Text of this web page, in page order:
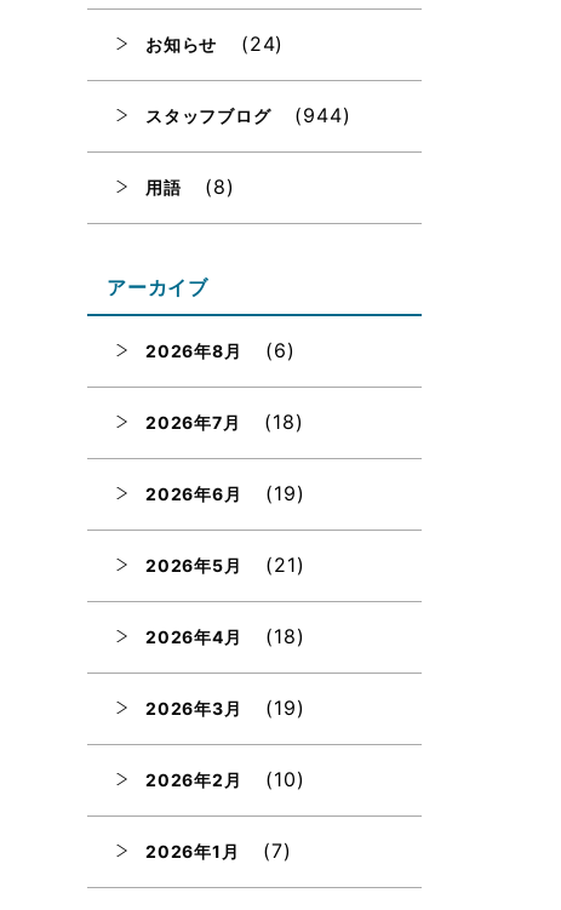
お知らせ (24)
スタッフブログ (944)
用語 (8)
アーカイブ
2026年8月 (6)
2026年7月 (18)
2026年6月 (19)
2026年5月 (21)
2026年4月 (18)
2026年3月 (19)
2026年2月 (10)
2026年1月 (7)